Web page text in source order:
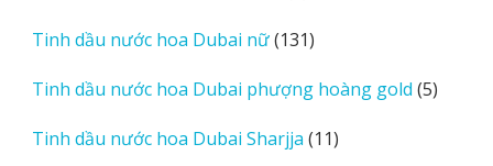
phẩm
Tinh dầu nước hoa Dubai nữ 131131
phẩm
Tinh dầu nước hoa Dubai phượng hoàng gold 55
Tinh dầu nước hoa Dubai Sharjja 1111